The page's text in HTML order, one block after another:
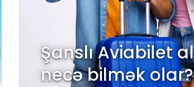
Şanslı Aviabilet
necə bilmək olar?